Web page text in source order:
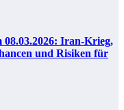
Iran-Krieg,
und Risiken für